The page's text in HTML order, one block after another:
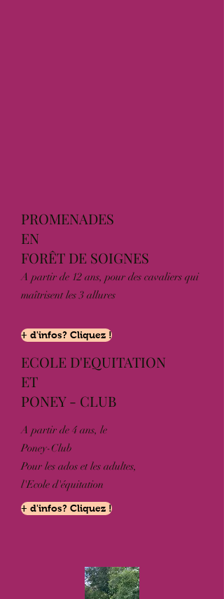
ECOLE D'EQUITATION
ET
PONEY - CLUB
A partir de 4 ans, le
Poney-Club
Pour les ados et les adultes,
l'Ecole d'équitation
+ d'infos? Cliquez !
PROMENADES
EN
FORÊT DE SOIGNES
A partir de 12 ans, pour des cavaliers qui
maîtrisent les 3 allures
+ d'infos? Cliquez !